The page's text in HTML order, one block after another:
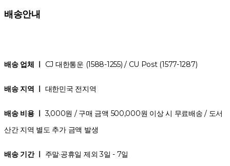
배송안내
배송 업체 ㅣ CJ 대한통운 (1588-1255) / CU Post (1577-1287)
배송 지역 ㅣ 대한민국 전지역
배송 비용 ㅣ3,000원 / 구매 금액 500,000원 이상 시 무료배송 / 도서
산간 지역 별도 추가 금액 발생
배송 기간 ㅣ 주말·공휴일 제외 3일 - 7일